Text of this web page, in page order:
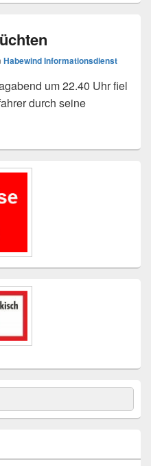
Habewind Informationsdienst
um 22.40 Uhr fiel
durch seine